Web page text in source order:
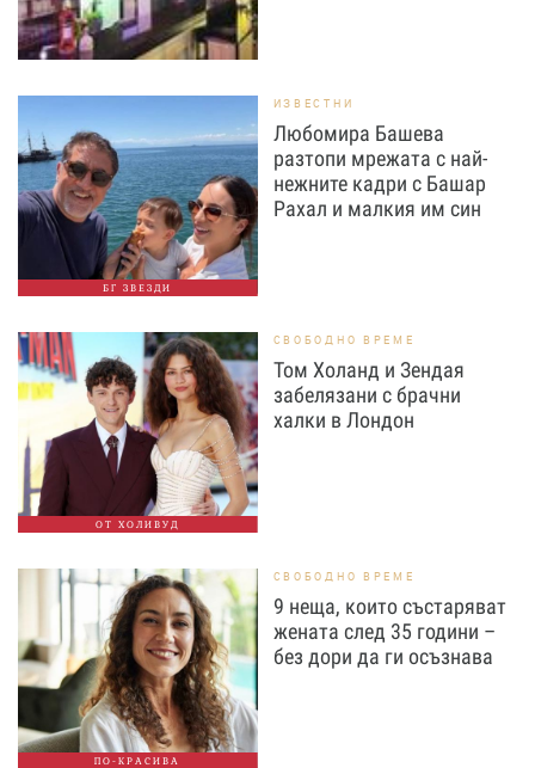
БГ ЗВЕЗДИ
ИЗВЕСТНИ
Любомира Башева
разтопи мрежата с най-
нежните кадри с Башар
Рахал и малкия им син
ОТ ХОЛИВУД
СВОБОДНО ВРЕМЕ
Том Холанд и Зендая
забелязани с брачни
халки в Лондон
ПО-КРАСИВА
СВОБОДНО ВРЕМЕ
9 неща, които състаряват
жената след 35 години –
без дори да ги осъзнава